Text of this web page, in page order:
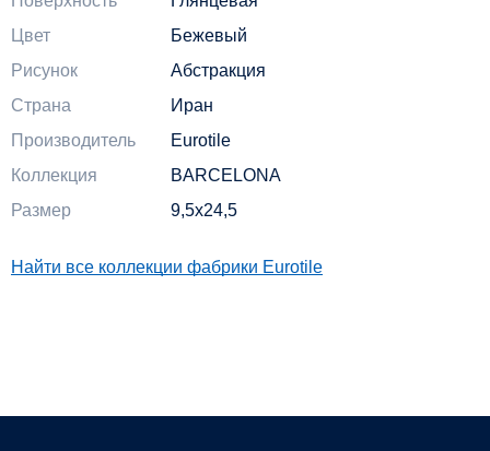
Цвет
Бежевый
Рисунок
Абстракция
Страна
Иран
Производитель
Eurotile
Коллекция
BARCELONA
Размер
9,5x24,5
Найти все коллекции фабрики Eurotile